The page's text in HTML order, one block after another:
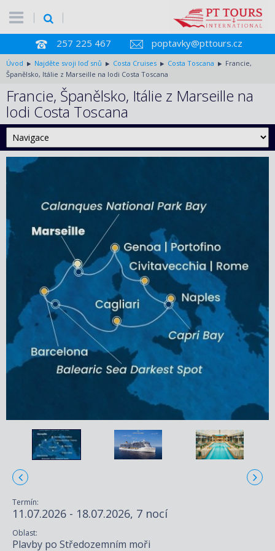
257 225 467 poptavky@pttours.cz
Úvod Najděte svoji loď snů Costa Cruises Costa Toscana
Francie,
Španělsko, Itálie z Marseille na lodi Costa Toscana
Francie, Španělsko, Itálie z Marseille na
lodi Costa Toscana
Termín:
11.07.2026 - 18.07.2026, 7 nocí
Oblast:
Plavby po Středozemním moři